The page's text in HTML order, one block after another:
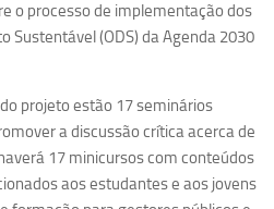
Porto
Costa Bertran
Encerrados
o processo de implementação dos
Sustentável (ODS) da Agenda 2030
projeto estão 17 seminários
a discussão crítica acerca de
17 minicursos com conteúdos
aos estudantes e aos jovens